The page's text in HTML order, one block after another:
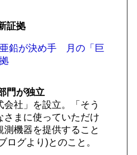
証拠
鉛が決め手 月の「巨
門が独立
会社」を設立。「そう
さまに使っていただけ
測機器を提供すること
ログより)とのこと。